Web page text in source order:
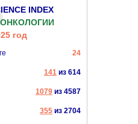
INDEX
год
24
141из 614
1079из 4587
355из 2704